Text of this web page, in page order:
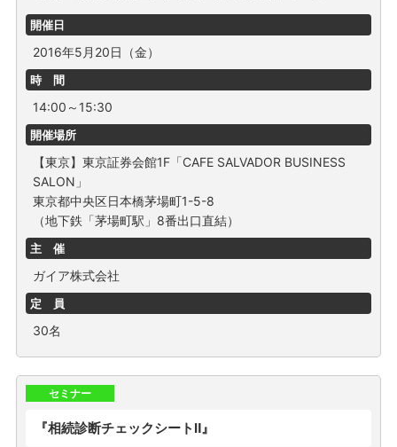
開催日
2016年5月20日（金）
時 間
14:00～15:30
開催場所
【東京】東京証券会館1F「CAFE SALVADOR BUSINESS
SALON」
東京都中央区日本橋茅場町1-5-8
（地下鉄「茅場町駅」8番出口直結）
主 催
ガイア株式会社
定 員
30名
セミナー
『相続診断チェックシートⅡ』